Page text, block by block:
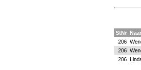
StNr
206
206
206